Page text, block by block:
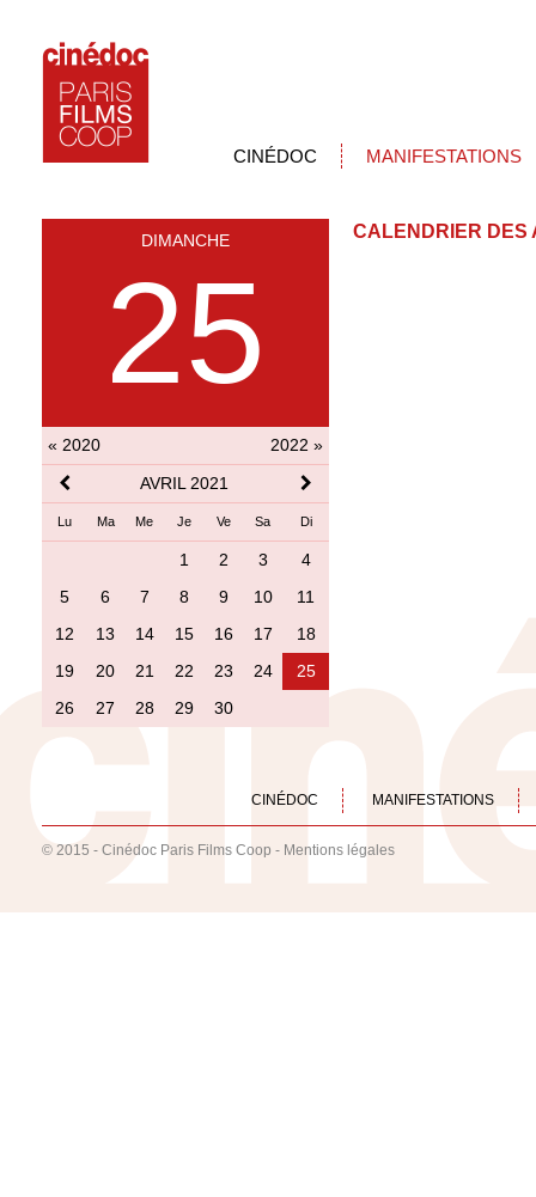
CINÉDOC MANIFESTATIONS
DIMANCHE
25
« 2020
2022 »
AVRIL 2021
Lu Ma Me Je Ve Sa Di
1 2 3
4
5
6 7 8 9 10
11
12
13 14 15 16 17
18
19
20 21 22 23 24
25
26
27 28 29 30
CALENDRIER DES
CINÉDOC MANIFESTATIONS
© 2015 - Cinédoc Paris Films Coop - Mentions légales